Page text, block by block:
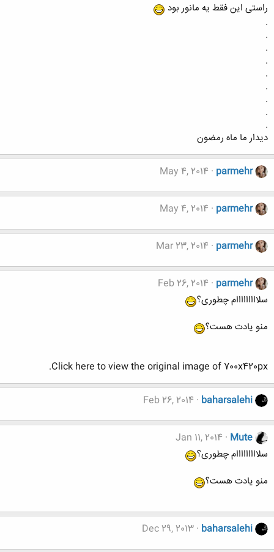
راستی این فقط یه مانور بود
.
.
.
.
.
.
.
.
.
دیدار ما ماه رمضون
parmehr
May 4, 2014
parmehr
May 4, 2014
parmehr
Mar 23, 2014
parmehr
Feb 26, 2014
سلااااااااام چطوری؟
منو یادت هست؟
Click here to view the original image of 700x420px.
baharsalehi
Feb 26, 2014
Mute
Jan 11, 2014
سلااااااااام چطوری؟
منو یادت هست؟
baharsalehi
Dec 29, 2013